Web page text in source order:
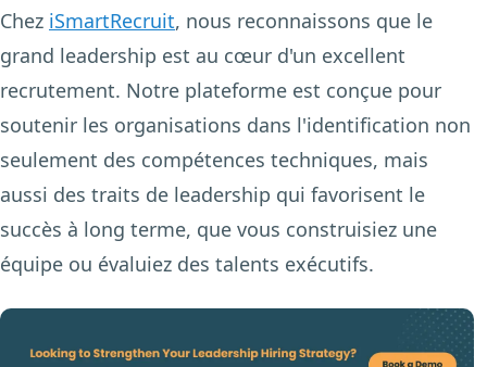
Chez iSmartRecruit, nous reconnaissons que le
grand leadership est au cœur d'un excellent
recrutement. Notre plateforme est conçue pour
soutenir les organisations dans l'identification non
seulement des compétences techniques, mais
aussi des traits de leadership qui favorisent le
succès à long terme, que vous construisiez une
équipe ou évaluiez des talents exécutifs.